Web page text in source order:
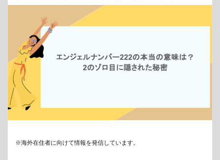
※海外在住者に向けて情報を発信しています。